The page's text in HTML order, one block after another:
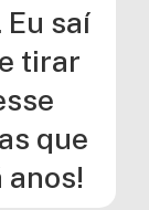
saí
tirar
que
anos!